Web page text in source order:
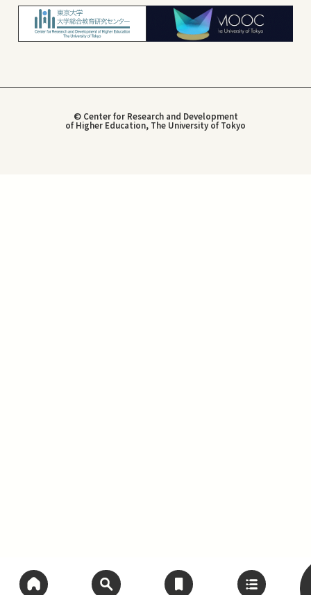
© Center for Research and Development
of Higher Education, The University of Tokyo